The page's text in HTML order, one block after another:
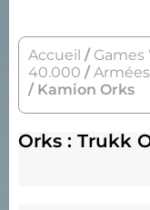
Accueil /
40.000 /
/ Kamion Orks
Orks : Trukk